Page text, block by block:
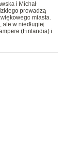
i Michał
prowadzą
miasta.
ale w niedługiej
(Finlandia) i